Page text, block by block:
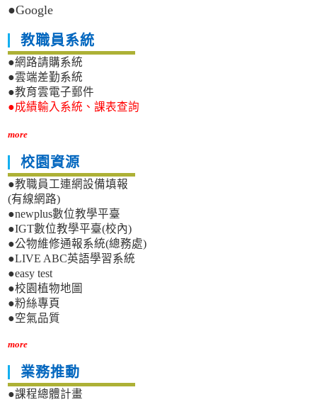
●Google
教職員系統
●網路請購系統
●雲端差勤系統
●教育雲電子郵件
●成績輸入系統、課表查詢
more
校園資源
●教職員工連網設備填報
(有線網路)
●newplus數位教學平臺
●IGT數位教學平臺(校內)
●公物維修通報系統(總務處)
●LIVE ABC英語學習系統
●easy test
●校園植物地圖
●粉絲專頁
●空氣品質
more
業務推動
●課程總體計畫